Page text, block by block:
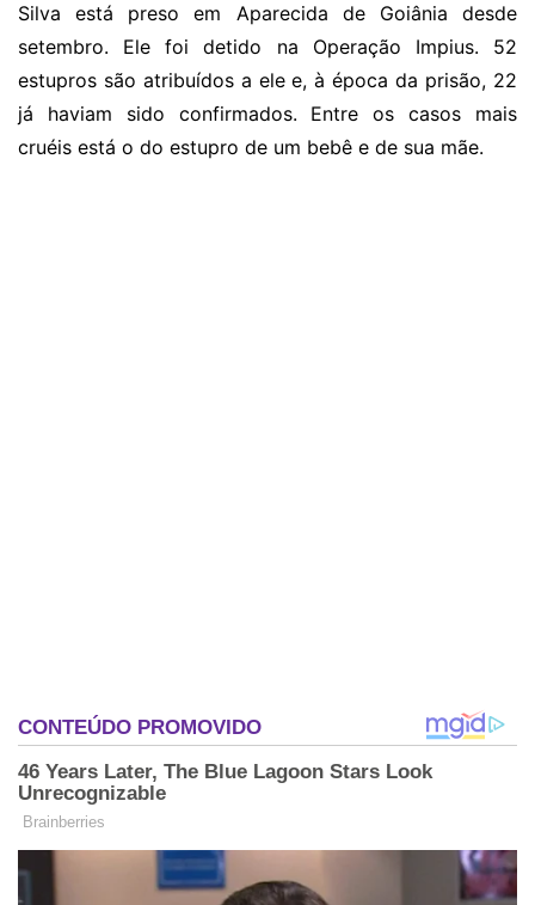
Silva está preso em Aparecida de Goiânia desde
setembro. Ele foi detido na Operação Impius. 52
estupros são atribuídos a ele e, à época da prisão, 22
já haviam sido confirmados. Entre os casos mais
cruéis está o do estupro de um bebê e de sua mãe.